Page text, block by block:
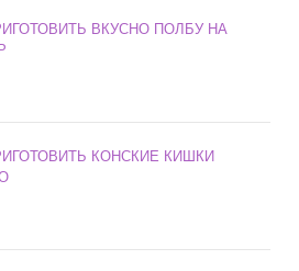
ВКУСНО ПОЛБУ НА
КОНСКИЕ КИШКИ